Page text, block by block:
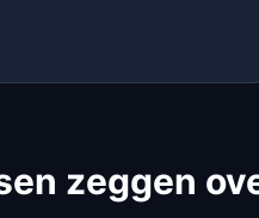
zeggen